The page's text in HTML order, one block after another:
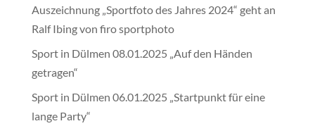
Auszeichnung „Sportfoto des Jahres 2024“ geht an
Ralf Ibing von firo sportphoto
Sport in Dülmen 08.01.2025 „Auf den Händen
getragen“
Sport in Dülmen 06.01.2025 „Startpunkt für eine
lange Party“